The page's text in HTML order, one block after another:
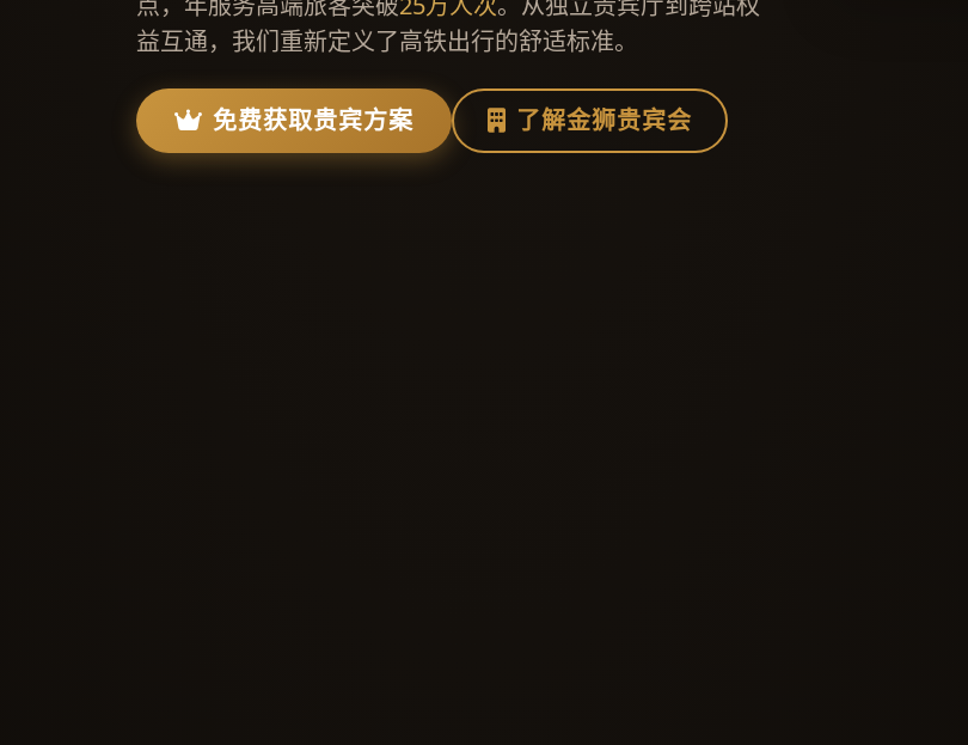
益互通，我们重新定义了高铁出行的舒适标准。
免费获取贵宾方案 了解金狮贵宾会